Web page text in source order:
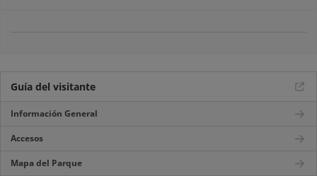
Guía del visitante
Información General
Accesos
Mapa del Parque